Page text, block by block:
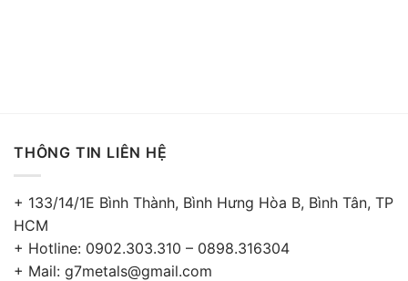
THÔNG TIN LIÊN HỆ
+ 133/14/1E Bình Thành, Bình Hưng Hòa B, Bình Tân, TP
HCM
+ Hotline: 0902.303.310 – 0898.316304
+ Mail: g7metals@gmail.com